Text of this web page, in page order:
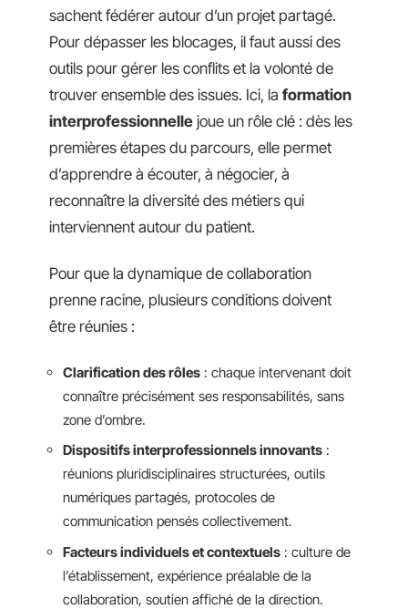
sachent fédérer autour d’un projet partagé.
Pour dépasser les blocages, il faut aussi des
outils pour gérer les conflits et la volonté de
trouver ensemble des issues. Ici, la formation
interprofessionnelle joue un rôle clé : dès les
premières étapes du parcours, elle permet
d’apprendre à écouter, à négocier, à
reconnaître la diversité des métiers qui
interviennent autour du patient.
Pour que la dynamique de collaboration
prenne racine, plusieurs conditions doivent
être réunies :
Clarification des rôles : chaque intervenant doit
connaître précisément ses responsabilités, sans
zone d’ombre.
Dispositifs interprofessionnels innovants :
réunions pluridisciplinaires structurées, outils
numériques partagés, protocoles de
communication pensés collectivement.
Facteurs individuels et contextuels : culture de
l’établissement, expérience préalable de la
collaboration, soutien affiché de la direction.